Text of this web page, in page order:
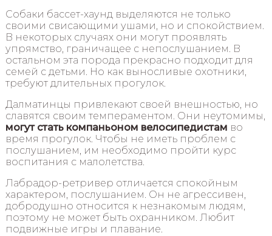
Собаки бассет-хаунд выделяются не только
своими свисающими ушами, но и спокойствием.
В некоторых случаях они могут проявлять
упрямство, граничащее с непослушанием. В
остальном эта порода прекрасно подходит для
семей с детьми. Но как выносливые охотники,
требуют длительных прогулок.
Далматинцы привлекают своей внешностью, но
славятся своим темпераментом. Они неутомимы,
могут стать компаньоном велосипедистам во
время прогулок. Чтобы не иметь проблем с
послушанием, им необходимо пройти курс
воспитания с малолетства.
Лабрадор-ретривер отличается спокойным
характером, послушанием. Он не агрессивен,
добродушно относится к незнакомым людям,
поэтому не может быть охранником. Любит
подвижные игры и плавание.